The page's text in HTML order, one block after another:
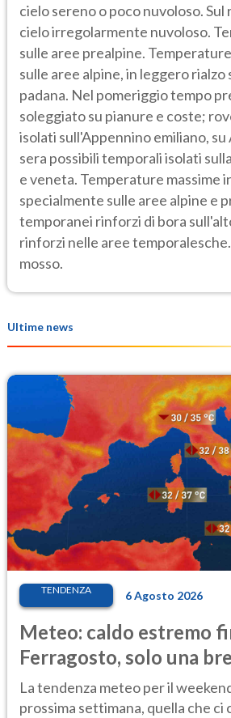
cielo sereno o poco nuvoloso.
cielo irregolarmente nuvoloso.
sulle aree prealpine.
sulle aree alpine, in leggero rialzo
padana. Nel pomeriggio tempo
soleggiato su pianure e coste;
isolati sull'Appennino emiliano, su
sera possibili temporali isolati
e veneta. Temperature massime
specialmente sulle aree alpine e
temporanei rinforzi di bora
rinforzi nelle aree
mosso.
Ultime news
TENDENZA 6 Agosto 2026
Meteo: caldo estremo
Ferragosto, solo una
Ecco dove
La tendenza meteo per il
prossima settimana, quella che ci